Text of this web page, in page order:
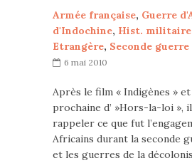
Armée française, Guerre
d'Indochine, Hist. militaire
Etrangère, Seconde
6 mai 2010
Après le film « Indigènes »
prochaine d’ »Hors-la-loi »,
rappeler ce que fut
Africains durant la seconde
et les guerres de la